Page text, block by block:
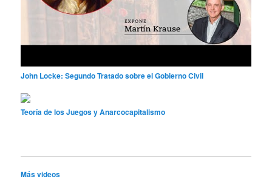
John Locke: Segundo Tratado sobre el Gobierno Civil
Teoría de los Juegos y Anarcocapitalismo
Más videos